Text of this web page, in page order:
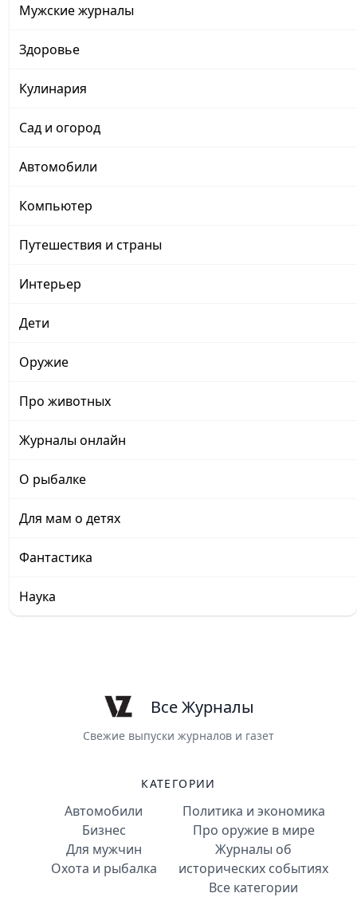
Мужские журналы
Здоровье
Кулинария
Сад и огород
Автомобили
Компьютер
Путешествия и страны
Интерьер
Дети
Оружие
Про животных
Журналы онлайн
О рыбалке
Для мам о детях
Фантастика
Наука
Все Журналы
Свежие выпуски журналов и газет
КАТЕГОРИИ
Автомобили
Бизнес
Для мужчин
Охота и рыбалка
Политика и экономика
Про оружие в мире
Журналы об
исторических событиях
Все категории